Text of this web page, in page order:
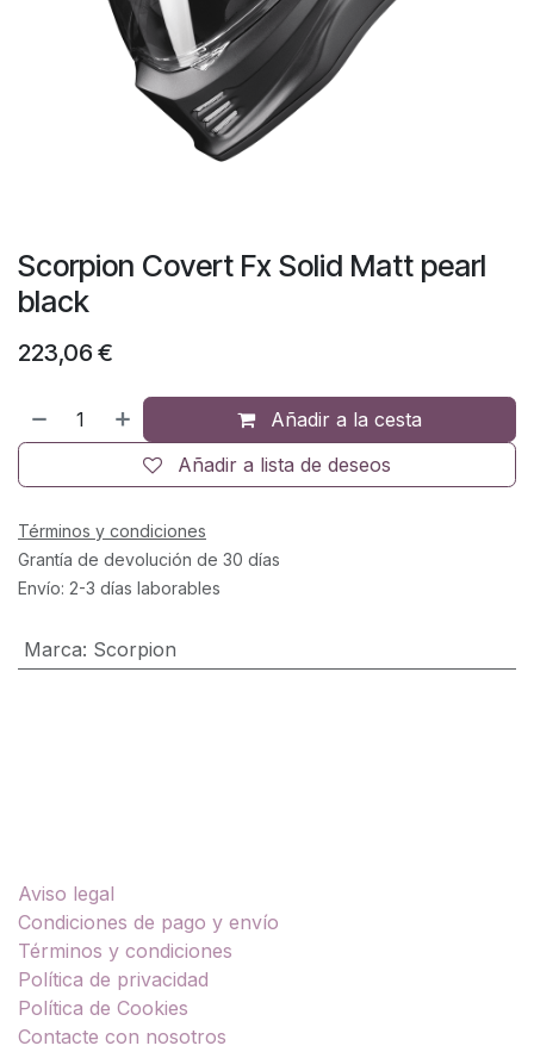
Scorpion Covert Fx Solid Matt pearl
black
223,06 €
Añadir a la cesta
Añadir a lista de deseos
Términos y condiciones
Grantía de devolución de 30 días
Envío: 2-3 días laborables
Marca: Scorpion
Aviso legal
Condiciones de pago y envío
Términos y condiciones
Política de privacidad
Política de Cookies
Contacte con nosotros